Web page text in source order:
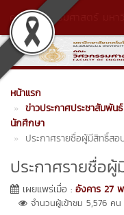
คณะวิศวกรรมศาสตร์ มหาวิ
หน้าแรก
ข่าวประกาศประชาสัมพันธ์
นักศึกษา
ประกาศรายชื่อผู้มีสิทธิ์ส
ประกาศรายชื่อ
เผยแพร่เมื่อ : อังคาร 27
จำนวนผู้เข้าชม 5,576 คน